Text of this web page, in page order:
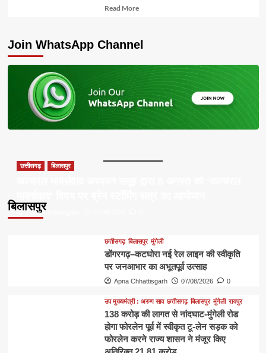
Read MoreRead
Join WhatsApp Channel
बिलासपुर
छत्तीसगढ़ बिलासपुर
Apna Chhattisgarh
छत्तीसगढ़ बिलासपुर मुंगेली
डोंगरगढ़–कटघोरा नई रेल लाइन की स्वीकृति
पर जनआभार का अभूतपूर्व उत्साह
Apna Chhattisgarh 07/08/2026 0
उप मुख्यमंत्री : अरुण साव छत्तीसगढ़ बिलासपुर मुंगेली रायपुर
138 करोड़ की लागत से नांदघाट-मुंगेली रोड
होगा फोरलेन पूर्व में स्वीकृत टू-लेन सड़क को
फोरलेन करने राज्य शासन ने मंजूर किए